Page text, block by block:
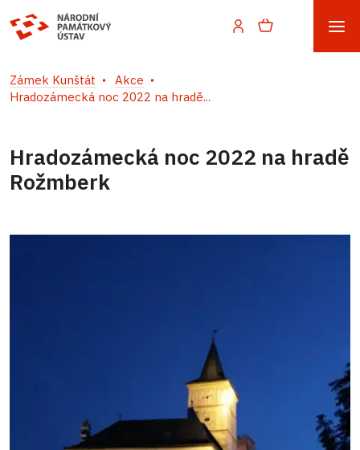
Zámek Kunštát
Akce
Hradozámecká noc 2022 na hradě...
Hradozámecká noc 2022 na hradě
Rožmberk